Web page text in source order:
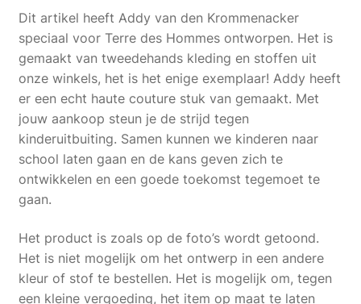
Dit artikel heeft Addy van den Krommenacker
speciaal voor Terre des Hommes ontworpen. Het is
gemaakt van tweedehands kleding en stoffen uit
onze winkels, het is het enige exemplaar! Addy heeft
er een echt haute couture stuk van gemaakt. Met
jouw aankoop steun je de strijd tegen
kinderuitbuiting. Samen kunnen we kinderen naar
school laten gaan en de kans geven zich te
ontwikkelen en een goede toekomst tegemoet te
gaan.
Het product is zoals op de foto’s wordt getoond.
Het is niet mogelijk om het ontwerp in een andere
kleur of stof te bestellen. Het is mogelijk om, tegen
een kleine vergoeding, het item op maat te laten